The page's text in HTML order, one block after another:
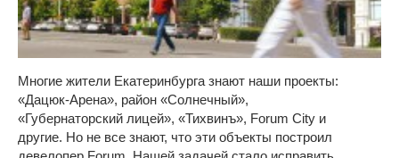
Многие жители Екатеринбурга знают наши проекты:
«Дацюк-Арена», район «Солнечный»,
«Губернаторский лицей», «Тихвинъ», Forum City и
другие. Но не все знают, что эти объекты построил